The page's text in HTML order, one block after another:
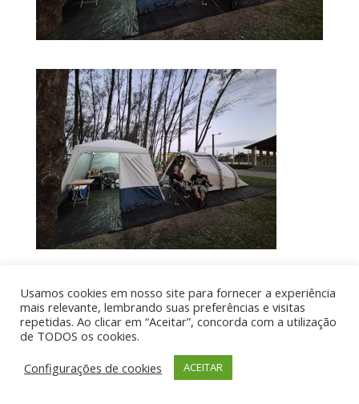
Por aí de Barraca - direitos reservados - Desenvolvido
por UIA WEB
Usamos cookies em nosso site para fornecer a experiência
mais relevante, lembrando suas preferências e visitas
repetidas. Ao clicar em “Aceitar”, concorda com a utilização
de TODOS os cookies.
Configurações de cookies
ACEITAR